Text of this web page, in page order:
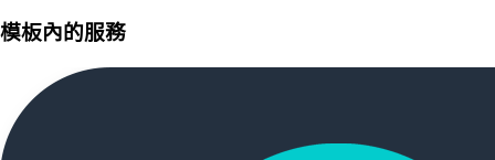
模板內的服務